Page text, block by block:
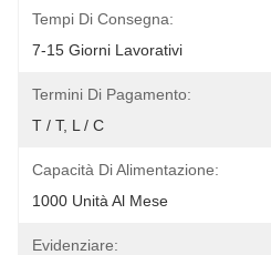
Tempi Di Consegna:
7-15 Giorni Lavorativi
Termini Di Pagamento:
T / T, L / C
Capacità Di Alimentazione:
1000 Unità Al Mese
Evidenziare: